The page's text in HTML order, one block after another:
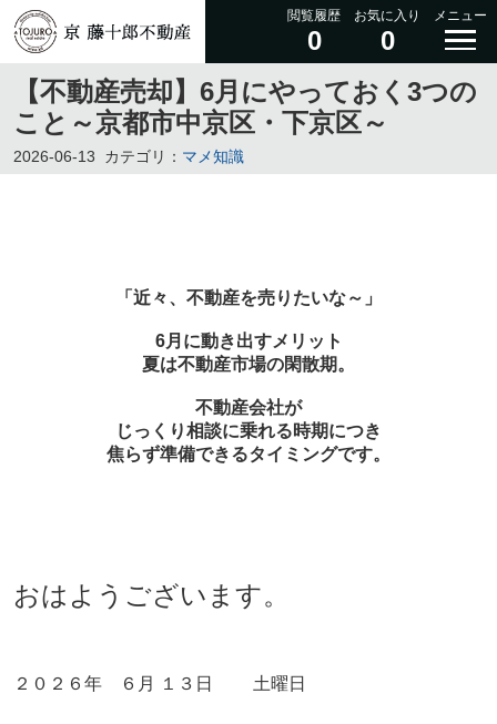
閲覧履歴
0
お気に入り
0
メニュー
【不動産売却】6月にやっておく3つの
こと～京都市中京区・下京区～
2026-06-13 カテゴリ： マメ知識
「近々、不動産を売りたいな～」
6月に動き出すメリット
夏は不動産市場の閑散期。
不動産会社が
じっくり相談に乗れる時期につき
焦らず準備できるタイミングです。
おはようございます。
２０２６年 ６月 １３ 日 土曜日